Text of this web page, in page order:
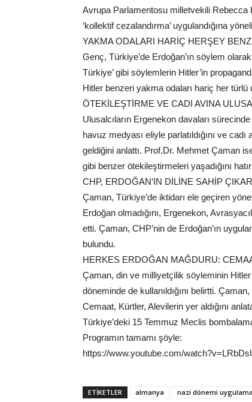
Avrupa Parlamentosu milletvekili Rebecca
‘kollektif cezalandırma’ uygulandığına
YAKMA ODALARI HARİÇ HERŞEY
Genç, Türkiye’de Erdoğan’ın söylem
Türkiye’ gibi söylemlerin Hitler’in
Hitler benzeri yakma odaları hariç her türlü
ÖTEKİLEŞTİRME VE CADI AVINA
Ulusalcıların Ergenekon davaları
havuz medyası eliyle parlatıldığını ve
geldiğini anlattı. Prof.Dr. Mehmet Çaman
gibi benzer ötekileştirmeleri yaşadığını
CHP, ERDOĞAN’IN DİLİNE SAHİP
Çaman, Türkiye’de iktidarı ele geçiren
Erdoğan olmadığını, Ergenekon,
etti. Çaman, CHP’nin de Erdoğan’ın
bulundu.
HERKES ERDOĞAN MAĞDURU:
Çaman, din ve milliyetçilik söyleminin
döneminde de kullanıldığını belirtti.
Cemaat, Kürtler, Alevilerin yer aldığını
Türkiye’deki 15 Temmuz Meclis
Programın tamamı şöyle:
https://www.youtube.com/
ETIKETLER almanya nazi dönemi